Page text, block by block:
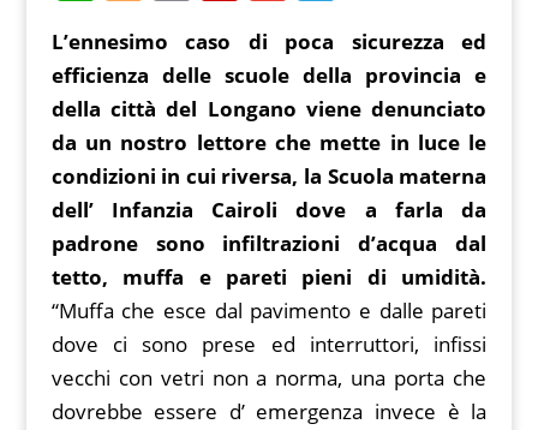
c
e
b
o
o
k
itt
er
ai
l
er
e
st
di
t
at
s
A
p
p
g
g
er
p
y
Li
n
k
ip
b
o
ar
d
ai
l
el
e
gr
a
m
L’ennesimo caso di poca sicurezza ed
efficienza delle scuole della provincia e
della città del Longano viene denunciato
da un nostro lettore che mette in luce le
condizioni in cui riversa, la Scuola materna
dell’ Infanzia Cairoli dove a farla da
padrone sono infiltrazioni d’acqua dal
tetto, muffa e pareti pieni di umidità.
“Muffa che esce dal pavimento e dalle pareti
dove ci sono prese ed interruttori, infissi
vecchi con vetri non a norma, una porta che
dovrebbe essere d’ emergenza invece è la